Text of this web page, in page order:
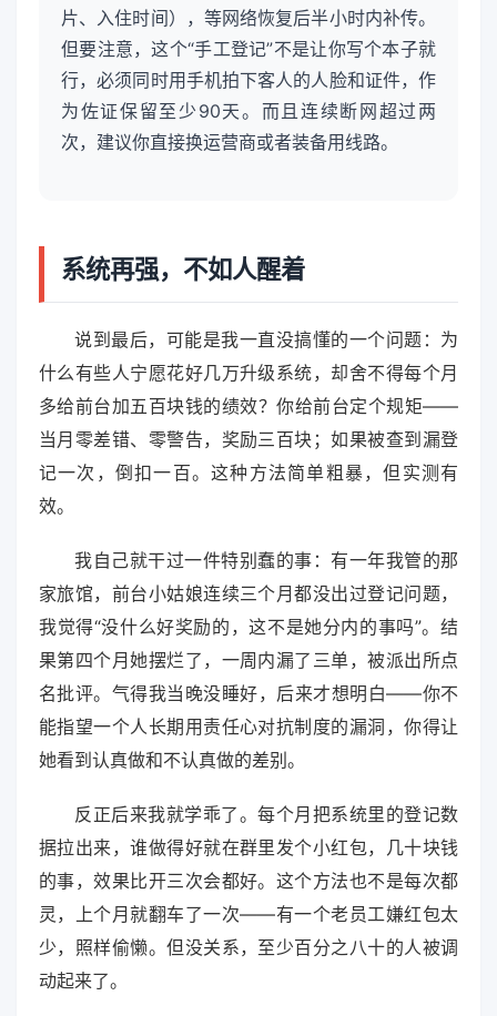
片、入住时间），等网络恢复后半小时内补传。
但要注意，这个“手工登记”不是让你写个本子就
行，必须同时用手机拍下客人的人脸和证件，作
为佐证保留至少90天。而且连续断网超过两
次，建议你直接换运营商或者装备用线路。
系统再强，不如人醒着
说到最后，可能是我一直没搞懂的一个问题：为
什么有些人宁愿花好几万升级系统，却舍不得每个月
多给前台加五百块钱的绩效？你给前台定个规矩——
当月零差错、零警告，奖励三百块；如果被查到漏登
记一次，倒扣一百。这种方法简单粗暴，但实测有
效。
我自己就干过一件特别蠢的事：有一年我管的那
家旅馆，前台小姑娘连续三个月都没出过登记问题，
我觉得“没什么好奖励的，这不是她分内的事吗”。结
果第四个月她摆烂了，一周内漏了三单，被派出所点
名批评。气得我当晚没睡好，后来才想明白——你不
能指望一个人长期用责任心对抗制度的漏洞，你得让
她看到认真做和不认真做的差别。
反正后来我就学乖了。每个月把系统里的登记数
据拉出来，谁做得好就在群里发个小红包，几十块钱
的事，效果比开三次会都好。这个方法也不是每次都
灵，上个月就翻车了一次——有一个老员工嫌红包太
少，照样偷懒。但没关系，至少百分之八十的人被调
动起来了。